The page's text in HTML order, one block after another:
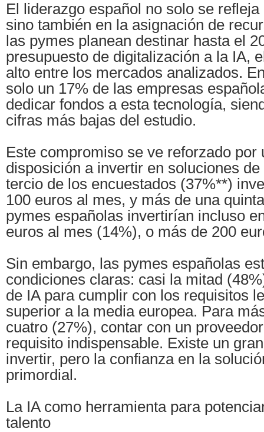
El liderazgo español no solo se
sino también en la asignación de
las pymes planean destinar hasta el
presupuesto de digitalización a la IA,
alto entre los mercados analizados.
solo un 17% de las empresas
dedicar fondos a esta tecnología,
cifras más bajas del estudio.
Este compromiso se ve reforzado por
disposición a invertir en soluciones
tercio de los encuestados (37%**)
100 euros al mes, y más de una
pymes españolas invertirían incluso
euros al mes (14%), o más de 200
Sin embargo, las pymes españolas
condiciones claras: casi la mitad
de IA para cumplir con los requisitos
superior a la media europea. Para
cuatro (27%), contar con un
requisito indispensable. Existe un
invertir, pero la confianza en la
primordial.
La IA como herramienta para
talento